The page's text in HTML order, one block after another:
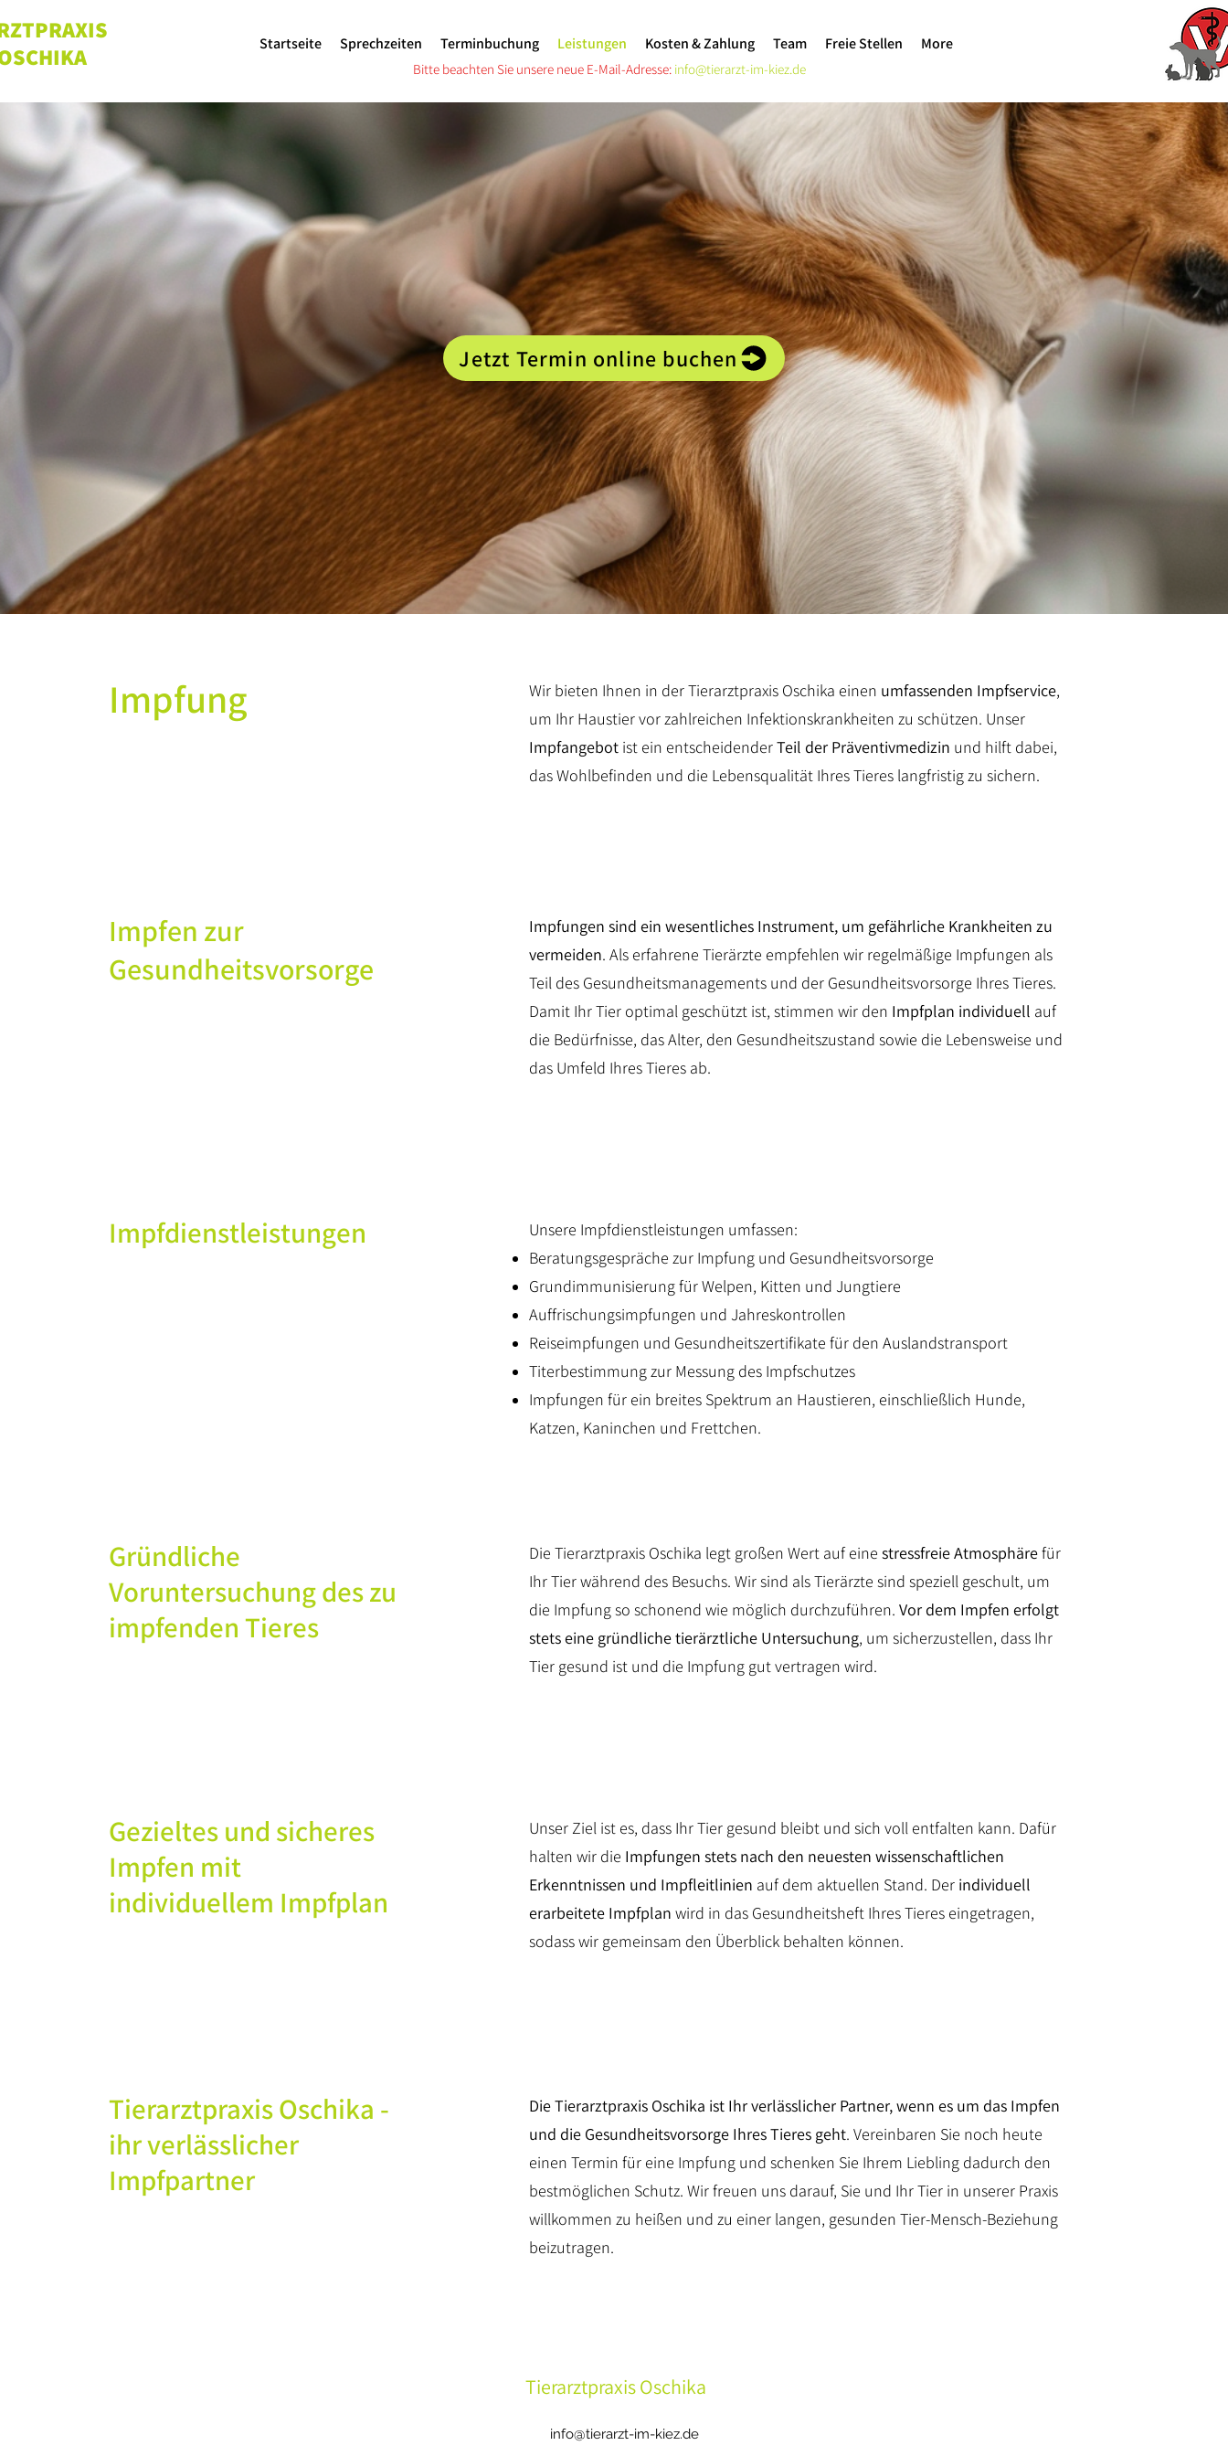
Startseite Sprechzeiten Terminbuchung Leistungen Kosten & Zahlung Team Freie Stellen More
Bitte beachten Sie unsere neue E-Mail-Adresse: info@tierarzt-im-kiez.de
Jetzt Termin online buchen
Impfung Wir bieten Ihnen in der Tierarztpraxis Oschika einen umfassenden Impfservice,
um Ihr Haustier vor zahlreichen Infektionskrankheiten zu schützen. Unser
Impfangebot ist ein entscheidenderTeil der Präventivmedizin und hilft dabei,
das Wohlbefinden und die Lebensqualität Ihres Tieres langfristig zu sichern.
Impfen zur
Gesundheitsvorsorge
Impfungen sind ein wesentliches Instrument, um gefährliche Krankheiten zu
vermeiden. Als erfahrene Tierärzte empfehlen wir regelmäßige Impfungen als
Teil des Gesundheitsmanagements und der Gesundheitsvorsorge Ihres Tieres.
Damit Ihr Tier optimal geschützt ist, stimmen wir den Impfplan individuell auf
die Bedürfnisse, das Alter, den Gesundheitszustand sowie die Lebensweise und
das Umfeld Ihres Tieres ab.
Impfdienstleistungen
Unsere Impfdienstleistungen umfassen:
Beratungsgespräche zur Impfung und Gesundheitsvorsorge
Grundimmunisierung für Welpen, Kitten und Jungtiere
Auffrischungsimpfungen und Jahreskontrollen
Reiseimpfungen und Gesundheitszertifikate für den Auslandstransport
Titerbestimmung zur Messung des Impfschutzes
Impfungen für ein breites Spektrum an Haustieren, einschließlich Hunde,
Katzen, Kaninchen und Frettchen.
Gründliche
Voruntersuchung des zu
impfenden Tieres
Die Tierarztpraxis Oschika legt großen Wert auf einestressfreie Atmosphärefür
Ihr Tier während des Besuchs. Wir sind als Tierärzte sind speziell geschult, um
die Impfung so schonend wie möglich durchzuführen.Vor dem Impfen erfolgt
stets eine gründliche tierärztliche Untersuchung, um sicherzustellen, dass Ihr
Tier gesund ist und die Impfung gut vertragen wird.
Gezieltes und sicheres
Impfen mit
individuellem Impfplan
Unser Ziel ist es, dass Ihr Tier gesund bleibt und sich voll entfalten kann. Dafür
halten wir die Impfungen stets nach den neuesten wissenschaftlichen
Erkenntnissen und Impfleitlinien auf dem aktuellen Stand. Der individuell
erarbeitete Impfplan wird in das Gesundheitsheft Ihres Tieres eingetragen,
sodass wir gemeinsam den Überblick behalten können.
Tierarztpraxis Oschika -
ihr verlässlicher
Impfpartner
Die Tierarztpraxis Oschika ist Ihr verlässlicher Partner, wenn es um das Impfen
und die Gesundheitsvorsorge Ihres Tieres geht. Vereinbaren Sie noch heute
einen Termin für eine Impfung und schenken Sie Ihrem Liebling dadurch den
bestmöglichen Schutz. Wir freuen uns darauf, Sie und Ihr Tier in unserer Praxis
willkommen zu heißen und zu einer langen, gesunden Tier-Mensch-Beziehung
beizutragen.
Tierarztpraxis Oschika
info@tierarzt-im-kiez.de